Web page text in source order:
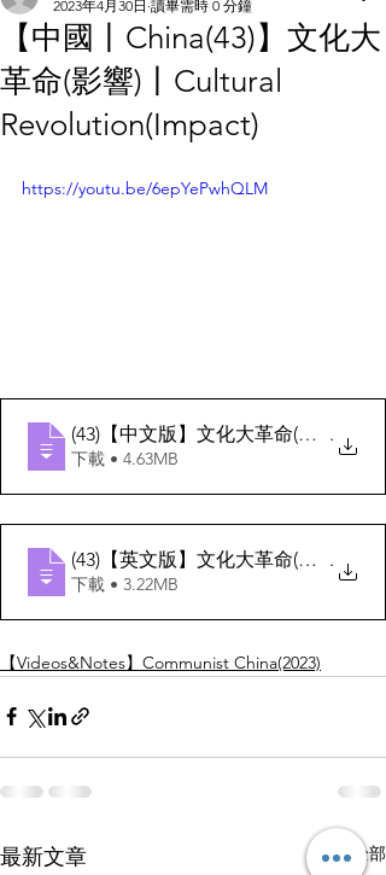
【中國丨China(43)】文化大
革命(影響)丨Cultural
Revolution(Impact)
2023年4月30日 讀畢需時 0 分鐘
https://youtu.be/6epYePwhQLM
(43)【中文版】文化大革命(影響).
下載 • 4.63MB
(43)【英文版】文化大革命(影響).
下載 • 3.22MB
【Videos&Notes】Communist China(2023)
最新文章 查看全部